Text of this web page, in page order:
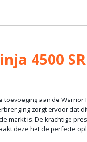
4500 SR
toevoeging aan de Warrior
zorgt ervoor dat
markt is. De krachtige
deze het de perfecte